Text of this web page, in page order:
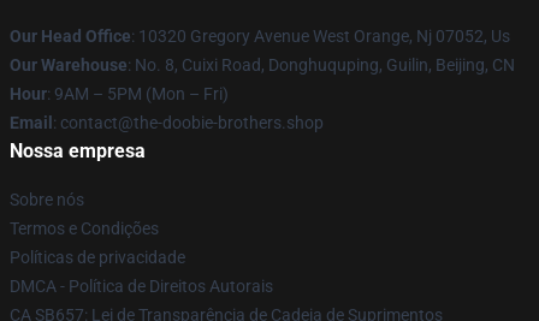
Our Head Office: 10320 Gregory Avenue West Orange, Nj 07052, Us
Our Warehouse: No. 8, Cuixi Road, Donghuquping, Guilin, Beijing, CN
Hour: 9AM – 5PM (Mon – Fri)
Email : contact@the-doobie-brothers.shop
Nossa empresa
Sobre nós
Termos e Condições
Políticas de privacidade
DMCA - Política de Direitos Autorais
CA SB657: Lei de Transparência de Cadeia de Suprimentos